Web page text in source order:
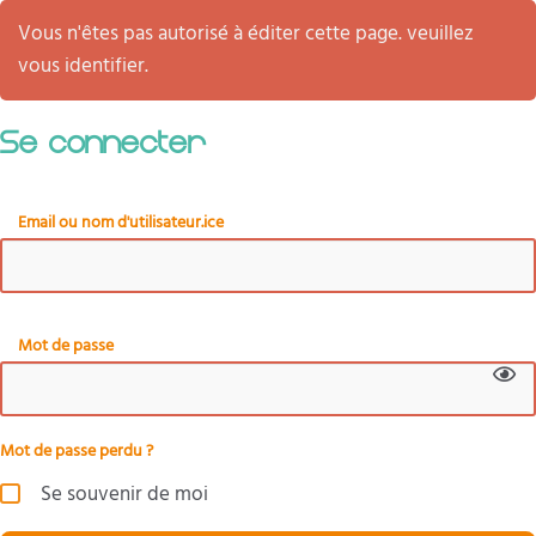
Vous n'êtes pas autorisé à éditer cette page. veuillez
vous identifier.
Se connecter
Email ou nom d'utilisateur.ice
Mot de passe
Mot de passe perdu ?
Se souvenir de moi